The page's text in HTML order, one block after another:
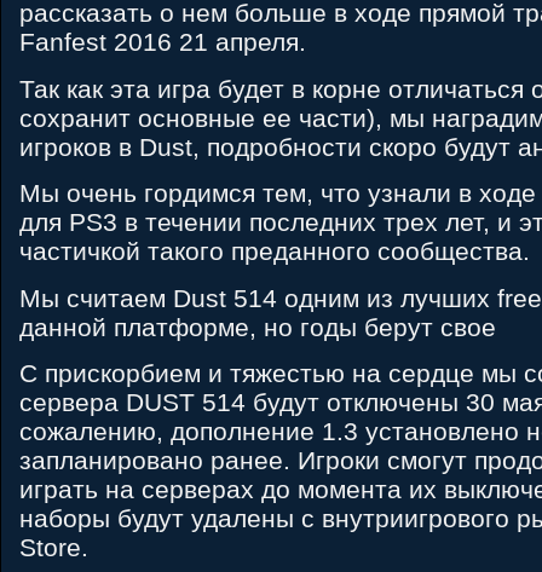
рассказать о нем больше в ходе прямой
Fanfest 2016 21 апреля.
Так как эта игра будет в корне отличаться
сохранит основные ее части), мы
игроков в Dust, подробности скоро будут
Мы очень гордимся тем, что узнали в ходе
для PS3 в течении последних трех лет, и
частичкой такого преданного сообщества.
Мы считаем Dust 514 одним из лучших
данной платформе, но годы берут свое
С прискорбием и тяжестью на сердце мы
сервера DUST 514 будут отключены 30
сожалению, дополнение 1.3 установлено
запланировано ранее. Игроки смогут
играть на серверах до момента их
наборы будут удалены с внутриигрового
Store.